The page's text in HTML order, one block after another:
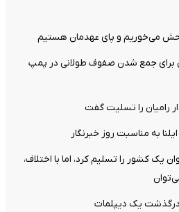
می‌خوریم و پای عهدمان هستیم
برای جمع شدن صفوف طولانی در پمپ
رامیان را تسلیت گفت
به مناسبت روز خبرنگار
یک کشور را تسلیم کرد، اما با اختلاف،
درگذشت یک دیپلمات